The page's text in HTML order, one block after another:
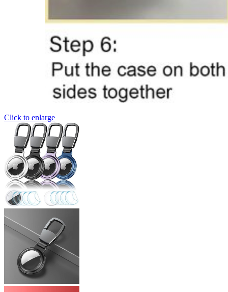
Click to enlarge